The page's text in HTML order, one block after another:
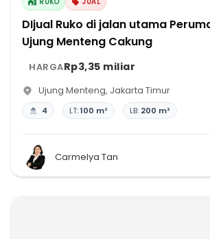
DIjual Ruko di jalan utama
Ujung Menteng Cakung
HARGARp3,35 miliar
Ujung Menteng, Jakarta Timur
4 LT:100 m² LB: 200 m²
Carmelya Tan